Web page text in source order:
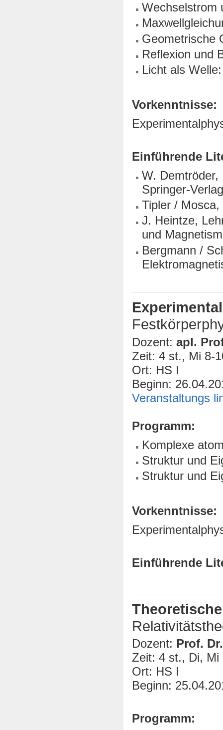
Wechselstrom
Geometrische
Reflexion und
Licht als
Vorkenntnisse:
Einführende
W.
Springer-
Tipler /
J. Heintze,
und
Bergmann /
Dozent: apl.
Zeit: 4 st., Mi 8-
Ort: HS I
Beginn:
Veranstaltungs
Programm:
Komplexe
Struktur und
Struktur und
Vorkenntnisse:
Einführende
Dozent: Prof.
Zeit: 4 st., Di, Mi
Ort: HS I
Beginn:
Programm: